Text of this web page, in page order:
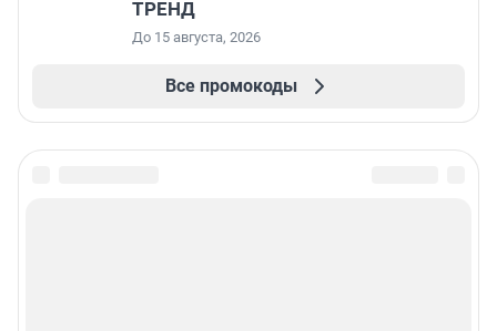
ТРЕНД
До 15 августа, 2026
Все промокоды